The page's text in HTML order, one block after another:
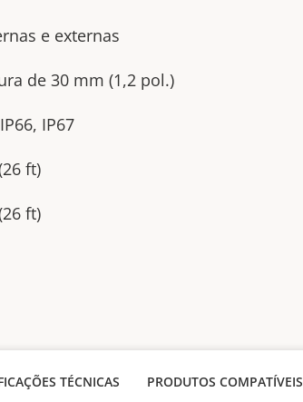
e externas
de 30 mm (1,2 pol.)
IP67
ft)
ft)
TÉCNICAS PRODUTOS COMPATÍVEIS